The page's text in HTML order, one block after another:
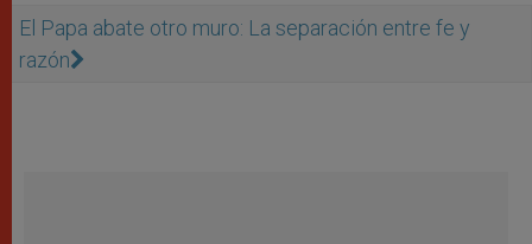
El Papa abate otro muro: La separación entre fe y
razón